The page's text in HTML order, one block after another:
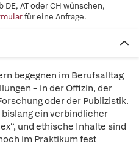
AT oder CH wünschen,
für eine Anfrage.
begegnen im Berufsalltag
– in der Offizin, der
oder der Publizistik.
ein verbindlicher
und ethische Inhalte sind
im Praktikum fest